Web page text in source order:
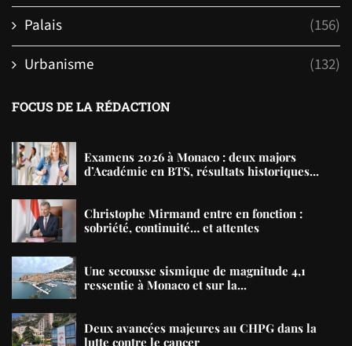
Palais
(156)
Urbanisme
(132)
FOCUS DE LA RÉDACTION
Examens 2026 à Monaco : deux majors
d’Académie en BTS, résultats historiques...
Christophe Mirmand entre en fonction :
sobriété, continuité… et attentes
Une secousse sismique de magnitude 4,1
ressentie à Monaco et sur la...
Deux avancées majeures au CHPG dans la
lutte contre le cancer